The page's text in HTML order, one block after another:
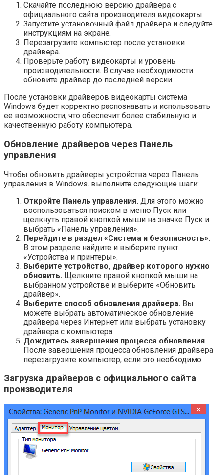
Скачайте последнюю версию драйвера с
официального сайта производителя видеокарты.
Запустите установочный файл драйвера и следуйте
инструкциям на экране.
Перезагрузите компьютер после установки
драйвера.
Проверьте работу видеокарты и уровень
производительности. В случае необходимости
обновите драйвер до последней версии.
После установки драйверов видеокарты система
Windows будет корректно распознавать и использовать
ее возможности, что обеспечит более стабильную и
качественную работу компьютера.
Обновление драйверов через Панель
управления
Чтобы обновить драйверы устройства через Панель
управления в Windows, выполните следующие шаги:
Откройте Панель управления. Для этого можно
воспользоваться поиском в меню Пуск или
щелкнуть правой кнопкой мыши на значке Пуск и
выбрать «Панель управления».
Перейдите в раздел «Система и безопасность».
В этом разделе найдите и выберите пункт
«Устройства и принтеры».
Выберите устройство, драйвер которого нужно
обновить. Щелкните правой кнопкой мыши на
выбранном устройстве и выберите «Обновить
драйвер».
Выберите способ обновления драйвера. Вы
можете выбрать автоматическое обновление
драйвера через Интернет или выбрать установку
драйвера с компьютера.
Дождитесь завершения процесса обновления.
После завершения процесса обновления драйвера
перезагрузите компьютер, если это необходимо.
Загрузка драйверов с официального сайта
производителя